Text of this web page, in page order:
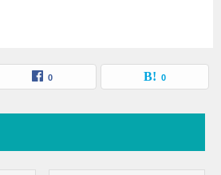
0 0